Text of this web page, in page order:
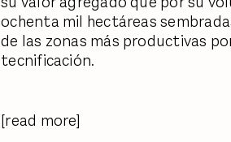
ochenta mil hectáreas
de las zonas más productivas
tecnificación.
[read more]